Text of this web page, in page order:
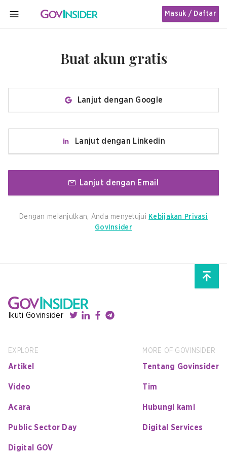
MENU
Masuk / Daftar
Buat akun gratis
Lanjut dengan Google
Lanjut dengan Linkedin
Lanjut dengan Email
Dengan melanjutkan, Anda menyetujui Kebijakan Privasi
GovInsider
Ikuti Govinsider
EXPLORE
Artikel
Video
Acara
Public Sector Day
Digital GOV
MORE OF GOVINSIDER
Tentang Govinsider
Tim
Hubungi kami
Digital Services